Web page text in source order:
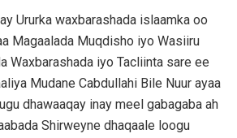
Ururka waxbarashada islaamka oo
Magaalada Muqdisho iyo Wasiiru
Waxbarashada iyo Tacliinta sare ee
Mudane Cabdullahi Bile Nuur ayaa
dhawaaqay inay meel gabagaba ah
Shirweyne dhaqaale loogu